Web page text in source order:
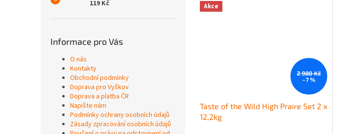
119 Kč
Informace pro Vás
O nás
Kontakty
Obchodní podmínky
Doprava pro Vyškov
Doprava a platba ČR
Napište nám
Podmínky ochrany osobních údajů
Zásady zpracování osobních údajů
Akce
2 980 Kč
–7 %
Taste of the Wild High Praire Set 2 x
12,2kg